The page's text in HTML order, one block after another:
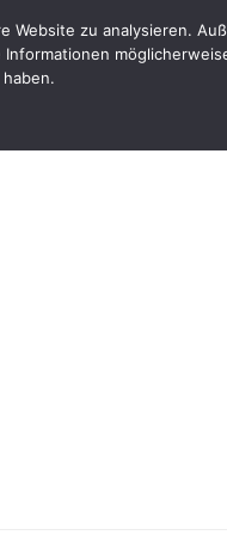
SERVICE
Website zu analysieren.